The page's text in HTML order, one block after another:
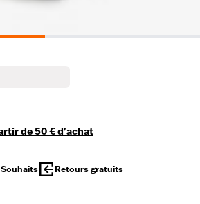
de 50 € d'achat
Souhaits Retours gratuits